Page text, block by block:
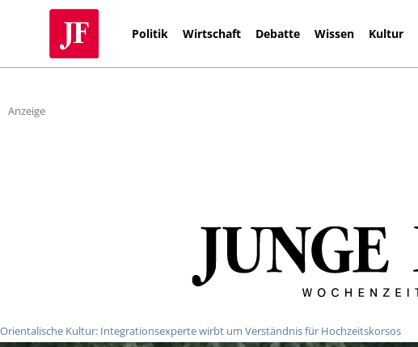
Politik Wirtschaft Debatte Wissen Kultur
Anzeige
Orientalische Kultur: Integrationsexperte wirbt um Verständnis für Hochzeitskorsos